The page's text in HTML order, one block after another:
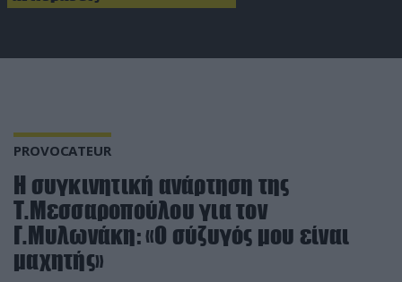
PROVOCATEUR
Η συγκινητική ανάρτηση της
Τ.Μεσσαροπούλου για τον
Γ.Μυλωνάκη: «Ο σύζυγός μου είναι
μαχητής»